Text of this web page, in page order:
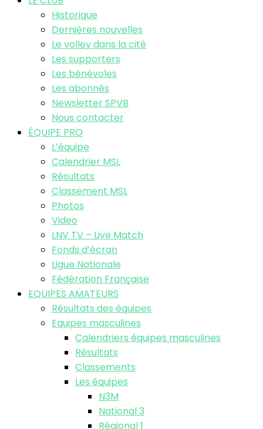
Historique
Dernières nouvelles
Le volley dans la cité
Les supporters
Les bénévoles
Les abonnés
Newsletter SPVB
Nous contacter
ÉQUIPE PRO
L’équipe
Calendrier MSL
Résultats
Classement MSL
Photos
Video
LNV TV – Live Match
Fonds d’écran
Ligue Nationale
Fédération Française
EQUIPES AMATEURS
Résultats des équipes
Equipes masculines
Calendriers équipes masculines
Résultats
Classements
Les équipes
N3M
National 3
Régional 1